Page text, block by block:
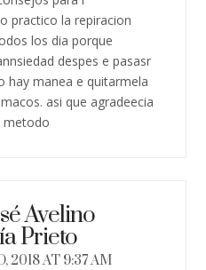
practico la repiracion
los dia porque
despes e pasasr
hay manea e quitarmela
asi que agradeecia
metodo
Avelino
Prieto
2018 AT 9:37 AM